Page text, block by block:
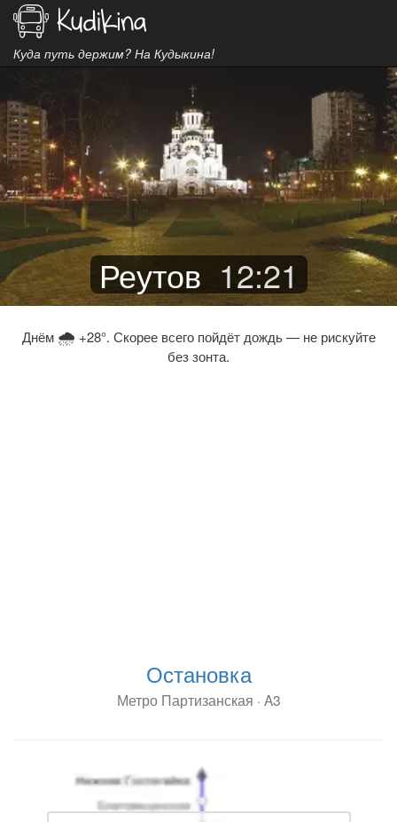
Куда путь держим? На Кудыкина!
Реутов 12:21
Днём 🌧 +28°. Скорее всего пойдёт дождь — не рискуйте
без зонта.
Остановка
Метро Партизанская · A3